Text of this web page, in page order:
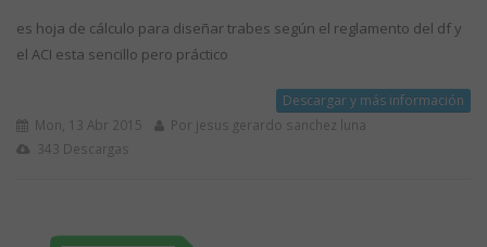
es hoja de cálculo para diseñar trabes según el reglamento del df y
el ACI esta sencillo pero práctico
Descargar y más información
Mon, 13 Abr 2015
Por jesus gerardo sanchez luna
343 Descargas